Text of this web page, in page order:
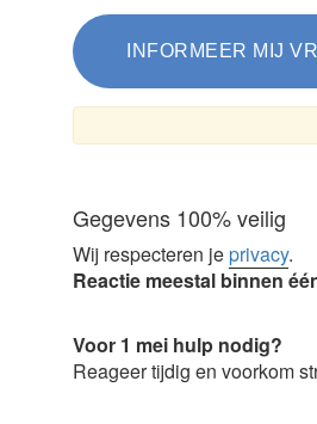
Gegevens 100% veilig
Wij respecteren jeprivacy.
Reactie meestal binnen
Voor 1 mei hulp nodig?
Reageer tijdig en voorkom